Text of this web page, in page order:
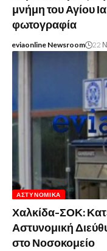
μνήμη του Αγίου
φωτογραφία
eviaonline Newsroom 22
ΑΣΤΥΝΟΜΙΚΆ
Χαλκίδα-ΣΟΚ:
Αστυνομική
στο Νοσοκομείο